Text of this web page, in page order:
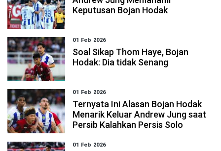
Keputusan Bojan Hodak
01 Feb 2026
Soal Sikap Thom Haye, Bojan
Hodak: Dia tidak Senang
01 Feb 2026
Ternyata Ini Alasan Bojan Hodak
Menarik Keluar Andrew Jung saat
Persib Kalahkan Persis Solo
01 Feb 2026